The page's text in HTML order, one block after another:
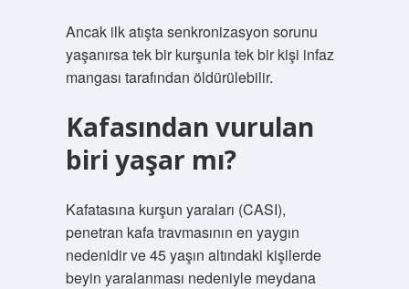
Ancak ilk atışta senkronizasyon sorunu
yaşanırsa tek bir kurşunla tek bir kişi infaz
mangası tarafından öldürülebilir.
Kafasından vurulan
biri yaşar mı?
Kafatasına kurşun yaraları (CASI),
penetran kafa travmasının en yaygın
nedenidir ve 45 yaşın altındaki kişilerde
beyin yaralanması nedeniyle meydana